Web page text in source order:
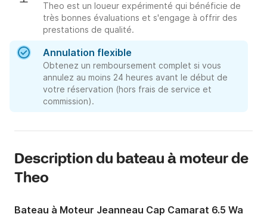
Theo est un loueur expérimenté qui bénéficie de
très bonnes évaluations et s'engage à offrir des
prestations de qualité.
Annulation flexible
Obtenez un remboursement complet si vous
annulez au moins 24 heures avant le début de
votre réservation (hors frais de service et
commission).
Description du bateau à moteur de
Theo
Bateau à Moteur Jeanneau Cap Camarat 6.5 Wa